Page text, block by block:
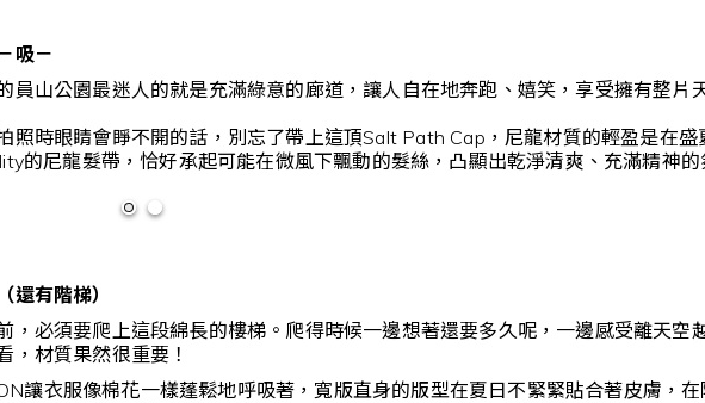
吸－
員山公園最迷人的就是充滿綠意的廊道，讓人自在地奔跑、嬉笑，享受擁有整片
照時眼睛會睜不開的話，別忘了帶上這頂Salt Path Cap，尼龍材質的輕盈是在
的尼龍髮帶，恰好承起可能在微風下飄動的髮絲，凸顯出乾淨清爽、充滿精神的
還有階梯）
，必須要爬上這段綿長的樓梯。爬得時候一邊想著還要多久呢，一邊感受離天空
材質果然很重要！
讓衣服像棉花一樣蓬鬆地呼吸著，寬版直身的版型在夏日不緊緊貼合著皮膚，